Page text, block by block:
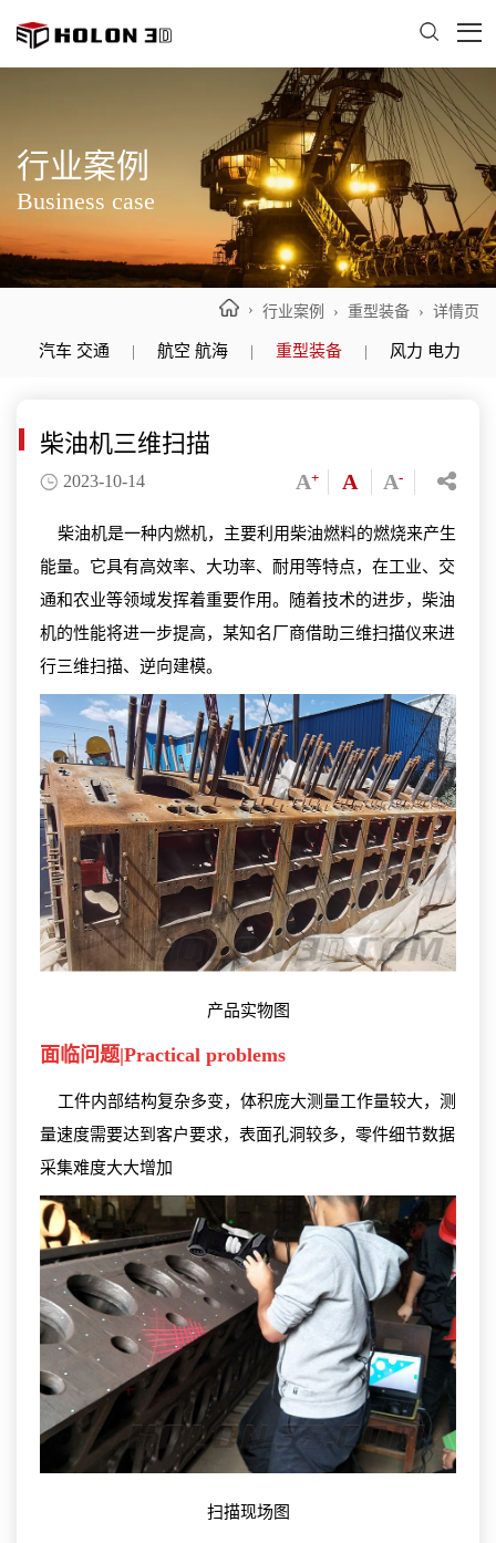
行业案例
Business case
› 行业案例 › 重型装备 › 详情页
汽车 交通 | 航空 航海 | 重型装备 | 风力 电力
柴油机三维扫描
2023-10-14 A+ A A-
柴油机是一种内燃机，主要利用柴油燃料的燃烧来产生
能量。它具有高效率、大功率、耐用等特点，在工业、交
通和农业等领域发挥着重要作用。随着技术的进步，柴油
机的性能将进一步提高，某知名厂商借助三维扫描仪来进
行三维扫描、逆向建模。
产品实物图
面临问题|Practical problems
工件内部结构复杂多变，体积庞大测量工作量较大，测
量速度需要达到客户要求，表面孔洞较多，零件细节数据
采集难度大大增加
扫描现场图